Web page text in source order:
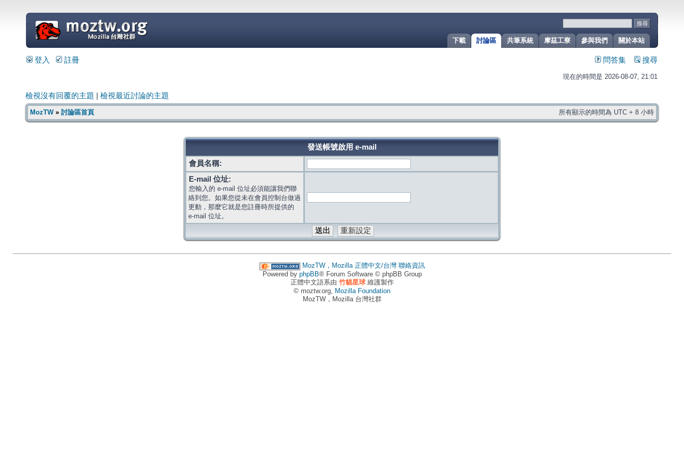
關於本站
參與我們
摩茲工寮
共筆系統
討論區
下載
=
登入 註冊 問答集 搜尋
現在的時間是 2026-08-07, 21:01
檢視沒有回覆的主題 檢視最近討論的主題
MozTW» 討論區首頁 所有顯示的時間為 UTC + 8 小時
發送帳號啟用 e-mail
會員名稱:
E-mail 位址:
您輸入的 e-mail 位址必須能讓我們聯
絡到您。如果您從未在會員控制台做過
更動，那麼它就是您註冊時所提供的
e-mail 位址。
MozTW，Mozilla 正體中文/台灣 聯絡資訊
Powered by phpBB® Forum Software © phpBB Group
正體中文語系由 竹貓星球維護製作
© moztw.org, Mozilla Foundation
MozTW，Mozilla 台灣社群